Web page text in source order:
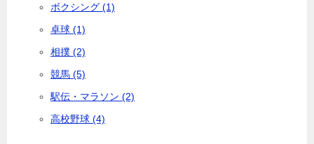
ボクシング (1)
卓球 (1)
相撲 (2)
競馬 (5)
駅伝・マラソン (2)
高校野球 (4)